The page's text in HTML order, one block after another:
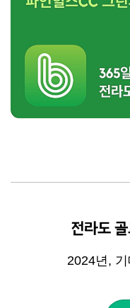
전라도
2024년,